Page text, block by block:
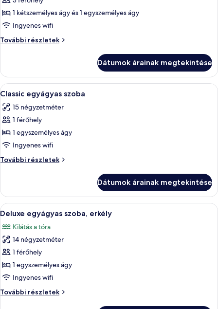
megtekintése:
Junior
kilátással
1 kétszemélyes ágy és 1 egyszemélyes ágy
Ingyenes wifi
További részletek
Junior
tóra
további
részletei
Dátumok árainak megtekintése
A
következő
szoba
összes
képének
megtekintése:
Classic
egyágyas
Egy szállodai szoba, amelyben
5
Classic egyágyas szoba
15 négyzetméter
1 férőhely
1 egyszemélyes ágy
Ingyenes wifi
További részletek
Classic
részletei
Dátumok árainak megtekintése
A
következő
szoba
összes
képének
megtekintése:
Deluxe
szoba,
Deluxe egyágyas szoba, erkély |
7
Deluxe egyágyas szoba, erkély
Kilátás a tóra
14 négyzetméter
1 férőhely
1 egyszemélyes ágy
Ingyenes wifi
További részletek
Deluxe